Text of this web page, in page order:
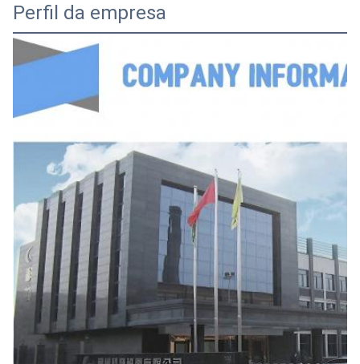
14.2×25×8 14.2±0.5 25 ± 0.6 8 ± 0.4
14.2 x 25.5 x
6.35
14.2 x 25.5 x
14.2±0.5 25.5±0.6
14.2×26×6.35 14.2±0.4 26 ± 0.5 6.35±0.3
14.2 x 28.5 x
4.5
14.2±0.5 4.5±0.4
14.2×28,5×5 14.2±0.4 28.5±0.5 5 ± 0.3
14.2 x 28.5 x
5.2
14.2±0.4 28.5±0.5 5.2±0.3
14.2 x 28.5 x
Perfil da empresa